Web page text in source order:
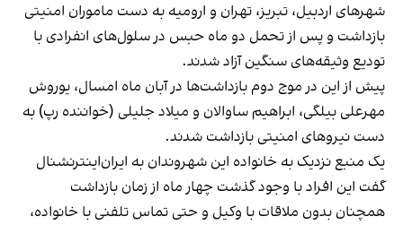
شهرهای اردبیل، تبریز، تهران و ارومیه به دست ماموران امنیتی
بازداشت و پس از تحمل دو ماه حبس در سلول‌های انفرادی با
تودیع وثیقه‌های سنگین آزاد شدند.
پیش از این در موج دوم بازداشت‌ها در آبان‌ ماه امسال، یوروش
مهرعلی بیلگی، ابراهیم ساوالان و میلاد جلیلی (خواننده رپ) به
دست نیروهای امنیتی بازداشت شدند.
یک منبع نزدیک به خانواده این شهروندان به ایران‌اینترنشنال
گفت این افراد با وجود گذشت چهار ماه از زمان بازداشت
همچنان بدون ملاقات با وکیل و حتی تماس تلفنی با خانواده،